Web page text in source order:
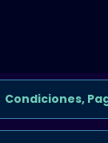
Condiciones,